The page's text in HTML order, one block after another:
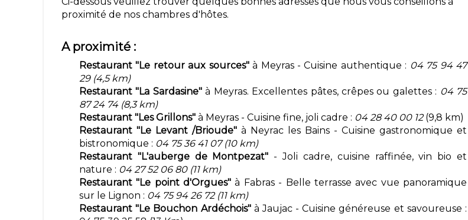
proximité de nos chambres d'hôtes.
A proximité :
Restaurant "Le retour aux sources"à Meyras - Cuisine authentique : 04 75 94 47
29 (4,5 km)
Restaurant "La Sardasine"à Meyras. Excellentes pâtes, crêpes ou galettes : 04 75
87 24 74 (8,3 km)
Restaurant "Les Grillons" à Meyras - Cuisine fine, joli cadre : 04 28 40 00 12(9,8 km)
Restaurant "Le Levant /Brioude" à Neyrac les Bains - Cuisine gastronomique et
bistronomique : 04 75 36 41 07 (10 km)
Restaurant "L'auberge de Montpezat" - Joli cadre, cuisine raffinée, vin bio et
nature : 04 27 52 06 80 (11 km)
Restaurant "Le point d'Orgues" à Fabras - Belle terrasse avec vue panoramique
sur le Lignon : 04 75 94 26 72 (11 km)
Restaurant "Le Bouchon Ardéchois"à Jaujac - Cuisine généreuse et savoureuse :